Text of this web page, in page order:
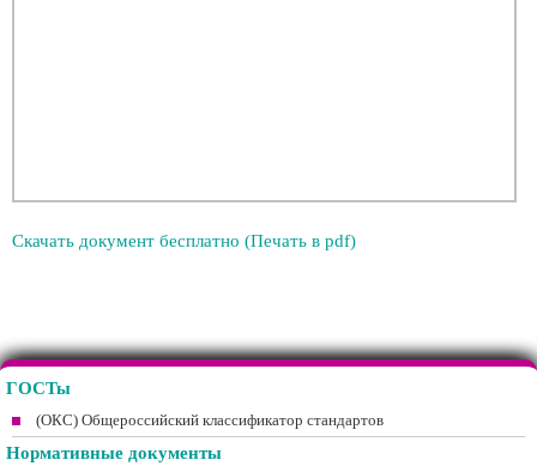
Скачать документ бесплатно (Печать в pdf)
ГОСТы
(ОКС) Общероссийский классификатор стандартов
Нормативные документы